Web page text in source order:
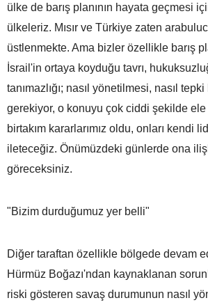
ülke de barış planının hayata geçmesi
ülkeleriz. Mısır ve Türkiye zaten
üstlenmekte. Ama bizler özellikle barış
İsrail'in ortaya koyduğu tavrı,
tanımazlığı; nasıl yönetilmesi, nasıl tepki
gerekiyor, o konuyu çok ciddi şekilde ele
birtakım kararlarımız oldu, onları kendi
ileteceğiz. Önümüzdeki günlerde ona
göreceksiniz.
"Bizim durduğumuz yer belli"
Diğer taraftan özellikle bölgede devam
Hürmüz Boğazı'ndan kaynaklanan
riski gösteren savaş durumunun nasıl